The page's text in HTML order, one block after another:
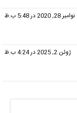
نوامبر 28, 2020 در 5:48 ب.ظ
ژوئن 2, 2025 در 4:24 ب.ظ